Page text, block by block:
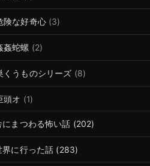
険な好奇心(3)
姦蛇螺 (2)
くうものシリーズ (8)
頭オ (1)
にまつわる怖い話 (202)
界に行った話 (283)